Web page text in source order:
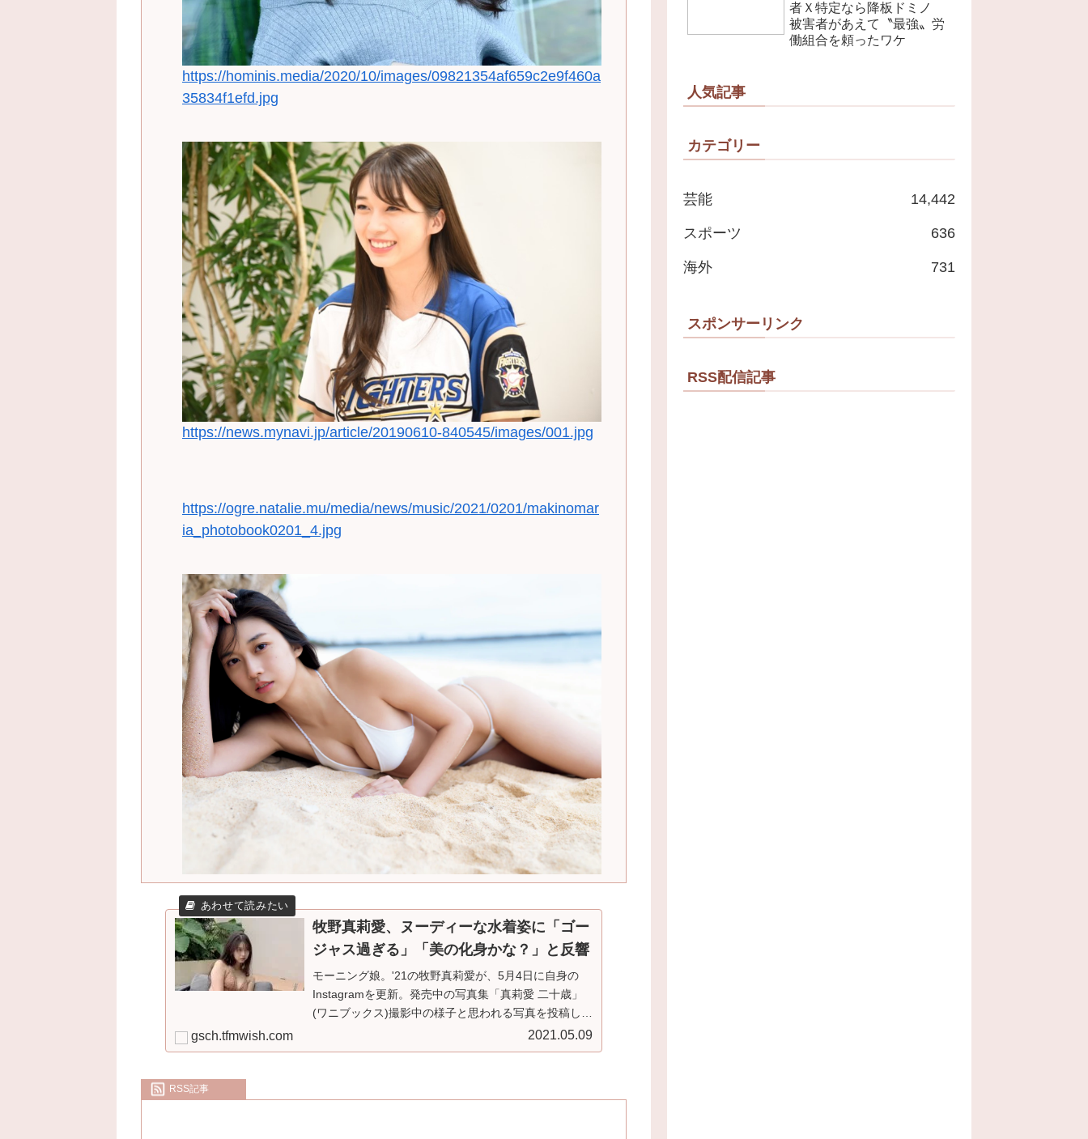
https://hominis.media/2020/10/images/09821354af659c2e9f460a
35834f1efd.jpg
https://news.mynavi.jp/article/20190610-840545/images/001.jpg
https://ogre.natalie.mu/media/news/music/2021/0201/makinomar
ia_photobook0201_4.jpg
牧野真莉愛、ヌーディーな水着姿に「ゴー
ジャス過ぎる」「美の化身かな？」と反響
モーニング娘。'21の牧野真莉愛が、5月4日に自身の
Instagramを更新。発売中の写真集「真莉愛 二十歳」
(ワニブックス)撮影中の様子と思われる写真を投稿し、
5/5(水･祝)18:00まで『真莉愛 二十歳』モーニング
gsch.tfmwish.com 2021.05.09
RSS記事
者Ｘ特定なら降板ドミノ
被害者があえて〝最強〟労
働組合を頼ったワケ
人気記事
カテゴリー
芸能 14,442
スポーツ 636
海外 731
スポンサーリンク
RSS配信記事